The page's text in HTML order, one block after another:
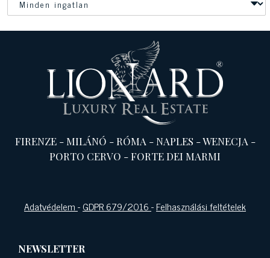
FIRENZE-MILÁNÓ -RÓMA -NAPLES -WENECJA -
PORTO CERVO -FORTE DEI MARMI
Adatvédelem-GDPR 679/2016-Felhasználási feltételek
NEWSLETTER